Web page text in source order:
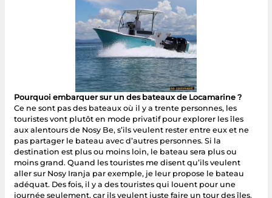
Pourquoi embarquer sur un des bateaux de Locamarine ?
Ce ne sont pas des bateaux où il y a trente personnes, les
touristes vont plutôt en mode privatif pour explorer les îles
aux alentours de Nosy Be, s’ils veulent rester entre eux et ne
pas partager le bateau avec d’autres personnes. Si la
destination est plus ou moins loin, le bateau sera plus ou
moins grand. Quand les touristes me disent qu’ils veulent
aller sur Nosy Iranja par exemple, je leur propose le bateau
adéquat. Des fois, il y a des touristes qui louent pour une
journée seulement, car ils veulent juste faire un tour des îles.